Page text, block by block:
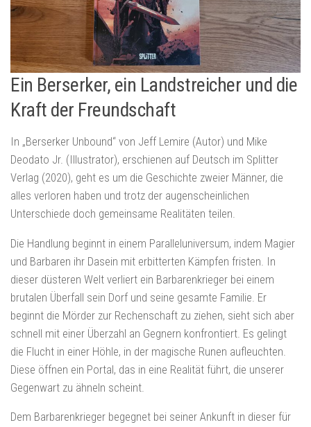
Ein Berserker, ein Landstreicher und die
Kraft der Freundschaft
In „Berserker Unbound“ von Jeff Lemire (Autor) und Mike
Deodato Jr. (Illustrator), erschienen auf Deutsch im Splitter
Verlag (2020), geht es um die Geschichte zweier Männer, die
alles verloren haben und trotz der augenscheinlichen
Unterschiede doch gemeinsame Realitäten teilen.
Die Handlung beginnt in einem Paralleluniversum, indem Magier
und Barbaren ihr Dasein mit erbitterten Kämpfen fristen. In
dieser düsteren Welt verliert ein Barbarenkrieger bei einem
brutalen Überfall sein Dorf und seine gesamte Familie. Er
beginnt die Mörder zur Rechenschaft zu ziehen, sieht sich aber
schnell mit einer Überzahl an Gegnern konfrontiert. Es gelingt
die Flucht in einer Höhle, in der magische Runen aufleuchten.
Diese öffnen ein Portal, das in eine Realität führt, die unserer
Gegenwart zu ähneln scheint.
Dem Barbarenkrieger begegnet bei seiner Ankunft in dieser für